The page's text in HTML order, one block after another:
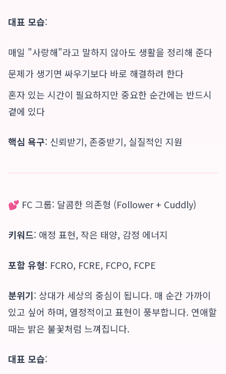
대표 모습:
매일 "사랑해"라고 말하지 않아도 생활을 정리해 준다
문제가 생기면 싸우기보다 바로 해결하려 한다
혼자 있는 시간이 필요하지만 중요한 순간에는 반드시
곁에 있다
핵심 욕구: 신뢰받기, 존중받기, 실질적인 지원
💕 FC 그룹: 달콤한 의존형 (Follower + Cuddly)
키워드: 애정 표현, 작은 태양, 감정 에너지
포함 유형: FCRO, FCRE, FCPO, FCPE
분위기: 상대가 세상의 중심이 됩니다. 매 순간 가까이
있고 싶어 하며, 열정적이고 표현이 풍부합니다. 연애할
때는 밝은 불꽃처럼 느껴집니다.
대표 모습: